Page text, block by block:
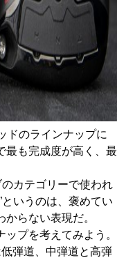
ドのラインナップに
最も完成度が高く、最
カテゴリーで使われ
いうのは、褒めてい
らない表現だ。
プを考えてみよう。
弾道、中弾道と高弾